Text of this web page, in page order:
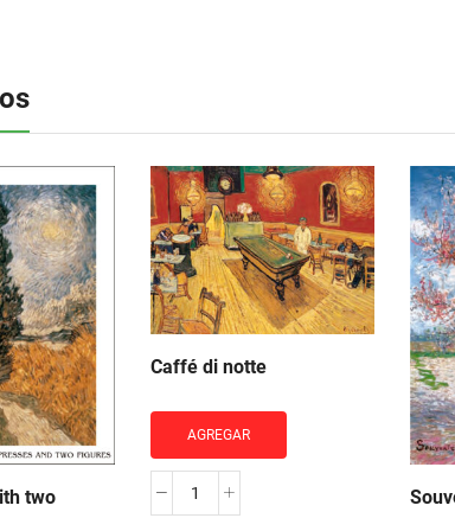
two
Caffé di notte
AGREGAR
Caffé